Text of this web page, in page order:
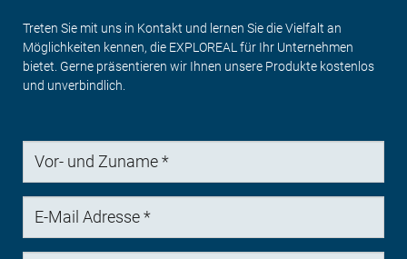
Treten Sie mit uns in Kontakt und lernen Sie die Vielfalt an
Möglichkeiten kennen, die EXPLOREAL für Ihr Unternehmen
bietet. Gerne präsentieren wir Ihnen unsere Produkte kostenlos
und unverbindlich.
und
Zuname
Mail
Adresse